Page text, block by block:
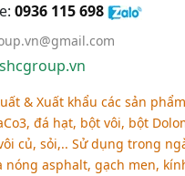
0936 115 698
& Xuất khẩu các sản
đá hạt, bột vôi, bột
củ, sỏi,.. Sử dụng trong
nóng asphalt, gạch men,